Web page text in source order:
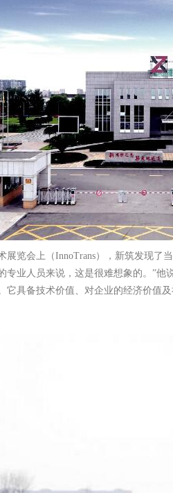
展览会上（InnoTrans），新筑发现
专业人员来说，这是很难想象的。”
它具备技术价值、对企业的经济价值